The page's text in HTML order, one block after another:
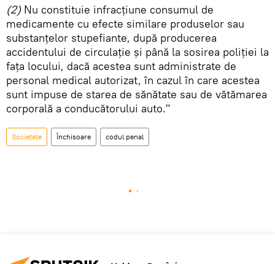
(2) Nu constituie infracțiune consumul de
medicamente cu efecte similare produselor sau
substanțelor stupefiante, după producerea
accidentului de circulație și până la sosirea poliției la
fața locului, dacă acestea sunt administrate de
personal medical autorizat, în cazul în care acestea
sunt impuse de starea de sănătate sau de vătămarea
corporală a conducătorului auto."
Societate Închisoare codul penal